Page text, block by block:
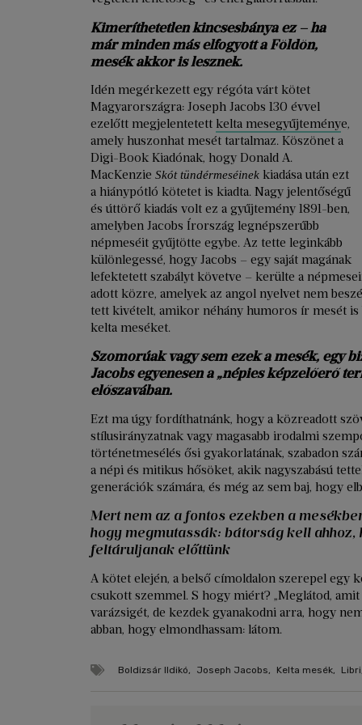
Kimeríthetetlen kincsesbánya ez – ha
már minden más elfogyott a Földön,
mesék akkor is lesznek.
Idén megérkezett egy régóta várt kötet
Magyarországra: Joseph Jacobs 130 évvel
ezelőtt megjelentetett kelta mesegyűjteménye,
amely huszonhat mesét tartalmaz. Köszönet a
Digi-Book Kiadónak, hogy Donald A.
MacKenzie Skót tündérmeséinek kiadása után ezt
a hiánypótló kötetet is kiadta. Nagy jelentőségű
és úttörő kiadás volt ez a gyűjtemény 1891-ben,
amelyben Jacobs Írország legnépszerűbb
népmeséit gyűjtötte egybe. Az tette leginkább
különlegessé, hogy Jacobs – egy saját magának
lefektetett szabályt követve – kerülte a
adott közre, amelyek az angol nyelvet nem
tett kivételt, amikor néhány humoros ír mesét is
kelta meséket.
Szomorúak vagy sem ezek a mesék, egy
Jacobs egyenesen a „népies képzelőerő
előszavában.
Ezt ma úgy fordíthatnánk, hogy a közreadott
stílusirányzatnak vagy magasabb irodalmi
történetmesélés ősi gyakorlatának, szabadon
a népi és mitikus hősöket, akik nagyszabású
generációk számára, és még az sem baj, hogy
Mert nem az a fontos ezekben a
hogy megmutassák: bátorság kell
feltáruljanak előttünk
A kötet elején, a belső címoldalon szerepel egy
csukott szemmel. S hogy miért? „Meglátod,
varázsigét, de kezdek gyanakodni arra, hogy
abban, hogy elmondhassam: látom.
Boldizsár Ildikó, Joseph Jacobs, Kelta mesék, Libri